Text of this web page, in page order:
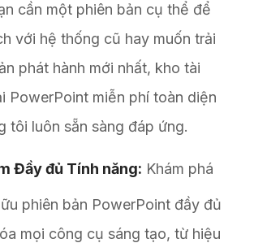
cần một phiên bản cụ thể để
với hệ thống cũ hay muốn trải
phát hành mới nhất, kho tài
PowerPoint miễn phí toàn diện
tôi luôn sẵn sàng đáp ứng.
Đầy đủ Tính năng: Khám phá
phiên bản PowerPoint đầy đủ
mọi công cụ sáng tạo, từ hiệu